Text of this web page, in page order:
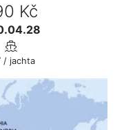
Kč
/ jachta